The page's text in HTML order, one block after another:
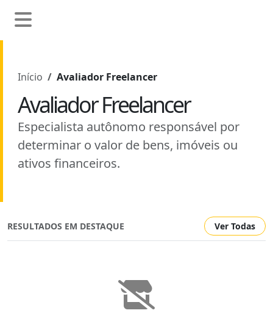
Início Avaliador Freelancer
Avaliador Freelancer
Especialista autônomo responsável por
determinar o valor de bens, imóveis ou
ativos financeiros.
RESULTADOS EM DESTAQUE Ver Todas